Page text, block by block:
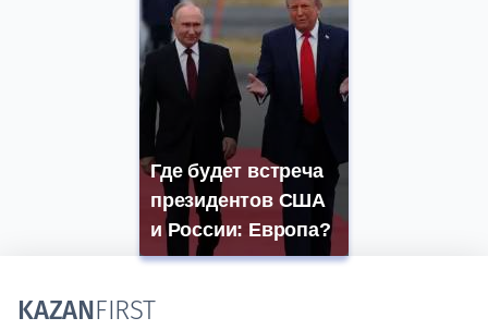
Где будет встреча
президентов США
и России: Европа?
KAZANFIRST